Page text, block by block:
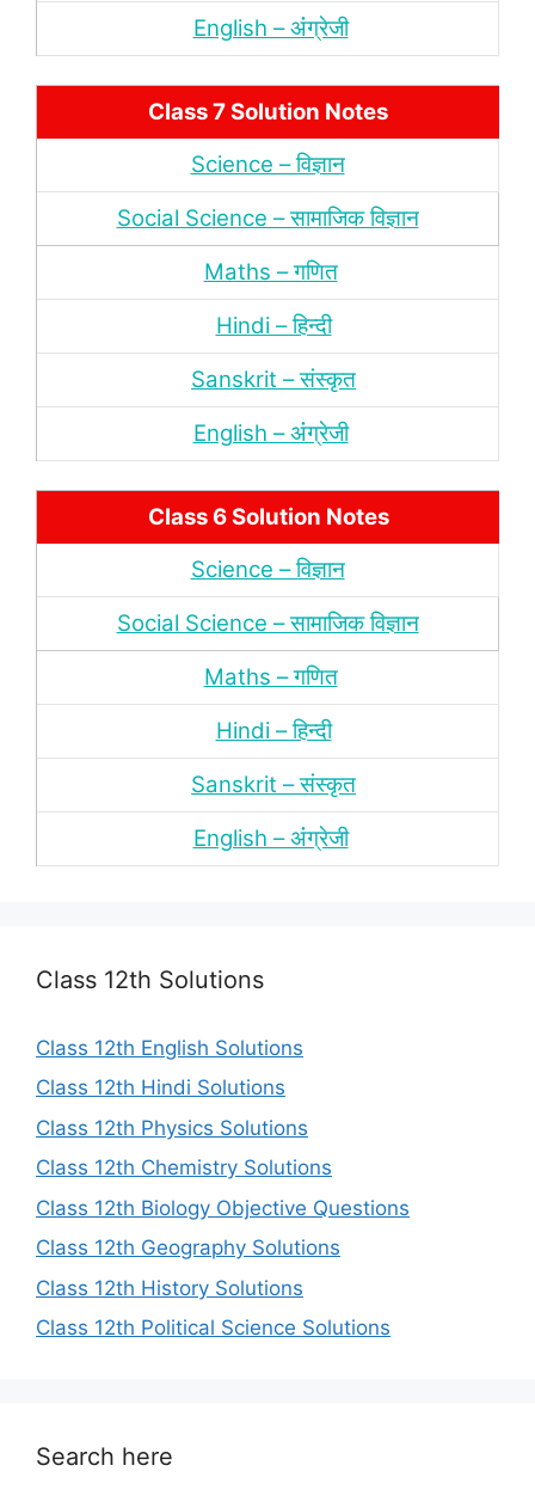
English – अंंग्रेजी
Class 7 Solution Notes
Science – विज्ञान
Social Science – सामाजिक विज्ञान
Maths – गणित
Hindi – हिन्‍दी
Sanskrit – संस्‍कृत
English – अंंग्रेजी
Class 6 Solution Notes
Science – विज्ञान
Social Science – सामाजिक विज्ञान
Maths – गणित
Hindi – हिन्‍दी
Sanskrit – संस्‍कृत
English – अंंग्रेजी
Class 12th Solutions
Class 12th English Solutions
Class 12th Hindi Solutions
Class 12th Physics Solutions
Class 12th Chemistry Solutions
Class 12th Biology Objective Questions
Class 12th Geography Solutions
Class 12th History Solutions
Class 12th Political Science Solutions
Search here